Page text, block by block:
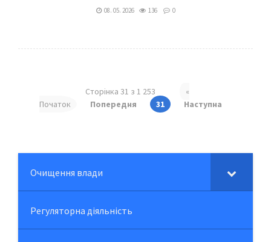
08. 05. 2026 136 0
Сторінка 31 з 1 253
«
Початок
Попередня 31 Наступна
Очищення влади
Регуляторна діяльність